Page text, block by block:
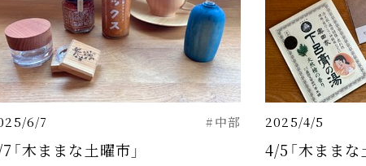
6/7 #中部
「木ままな土曜市」
2025/4/5
4/5「木ままな